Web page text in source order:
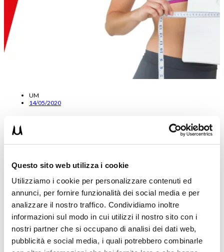
Questo sito web utilizza i cookie
Utilizziamo i cookie per personalizzare contenuti ed
annunci, per fornire funzionalità dei social media e per
analizzare il nostro traffico. Condividiamo inoltre
informazioni sul modo in cui utilizzi il nostro sito con i
nostri partner che si occupano di analisi dei dati web,
pubblicità e social media, i quali potrebbero combinarle
UM
14/05/2020
3 passi per cambiare il tuo fisico definitivamente con il
sistema 15WORKOUT
In questo articolo ti spiego il piano completo del mio nuovo metodo
di allenamento 15 WORKOUT. Ti farò capire tutte…
Leggi tutto